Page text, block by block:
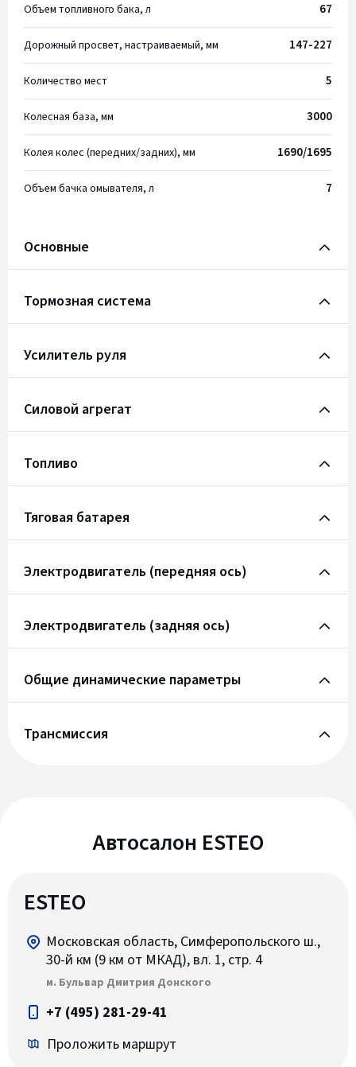
Объем топливного бака, л 67
Дорожный просвет, настраиваемый, мм 147-227
Количество мест 5
Колесная база, мм 3000
Колея колес (передних/задних), мм 1690/1695
Объем бачка омывателя, л 7
Основные
Тормозная система
Усилитель руля
Силовой агрегат
Топливо
Тяговая батарея
Электродвигатель (передняя ось)
Электродвигатель (задняя ось)
Общие динамические параметры
Трансмиссия
Автосалон ESTEO
ESTEO
Московская область, Симферопольского ш.,
30-й км (9 км от МКАД), вл. 1, стр. 4
м. Бульвар Дмитрия Донского
+7 (495) 281-29-41
Проложить маршрут